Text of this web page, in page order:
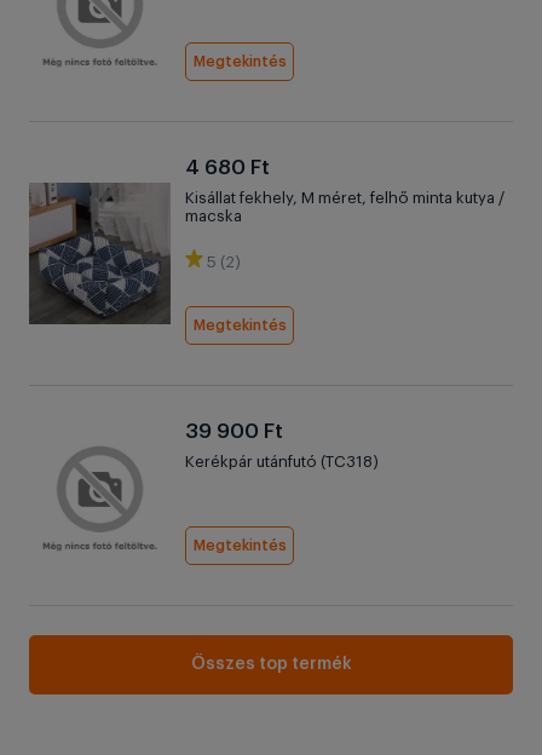
Megtekintés
4 680 Ft
Kisállat fekhely, M méret, felhő minta kutya /
macska
5 (2)
Megtekintés
39 900 Ft
Kerékpár utánfutó (TC318)
Megtekintés
Összes top termék